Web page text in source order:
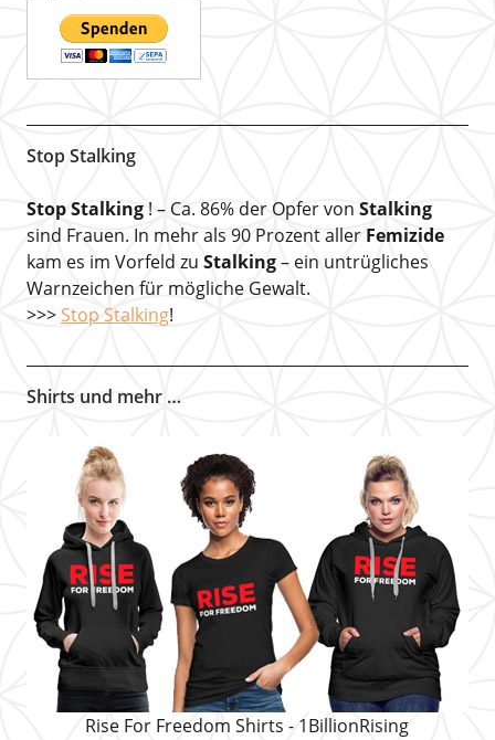
Stop Stalking
Stop Stalking! – Ca. 86% der Opfer von Stalking
sind Frauen. In mehr als 90 Prozent aller Femizide
kam es im Vorfeld zu Stalking– ein untrügliches
Warnzeichen für mögliche Gewalt.
>>> Stop Stalking!
Shirts und mehr …
Rise For Freedom Shirts - 1BillionRising